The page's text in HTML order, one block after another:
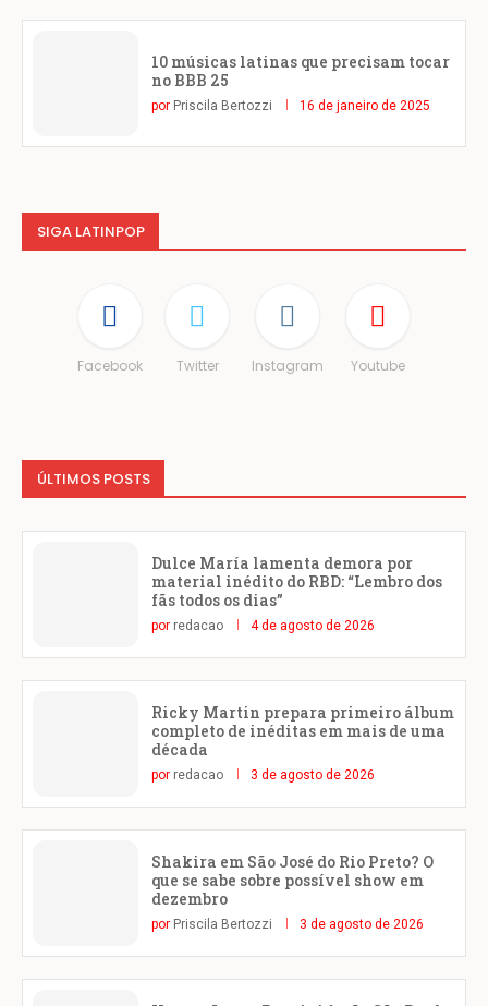
10 músicas latinas que precisam tocar
no BBB 25
por Priscila Bertozzi 16 de janeiro de 2025
SIGA LATINPOP
Facebook Twitter Instagram Youtube
ÚLTIMOS POSTS
Dulce María lamenta demora por
material inédito do RBD: “Lembro dos
fãs todos os dias”
por redacao 4 de agosto de 2026
Ricky Martin prepara primeiro álbum
completo de inéditas em mais de uma
década
por redacao 3 de agosto de 2026
Shakira em São José do Rio Preto? O
que se sabe sobre possível show em
dezembro
por Priscila Bertozzi 3 de agosto de 2026